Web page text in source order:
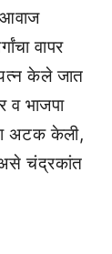
आवाज
वापर
केले जात
व भाजपा
अटक केली,
असे चंद्रकांत